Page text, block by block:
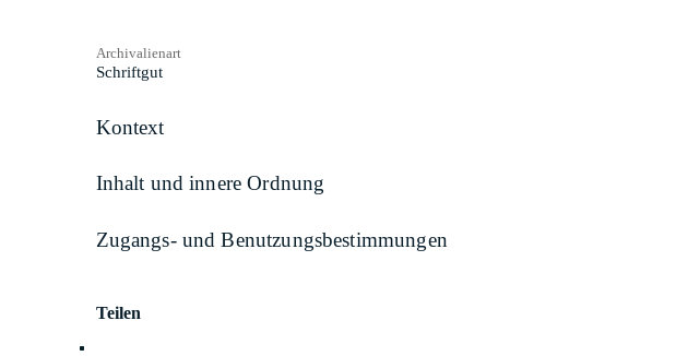
Archivalienart
Schriftgut
Kontext
Inhalt und innere Ordnung
Zugangs- und Benutzungsbestimmungen
Teilen